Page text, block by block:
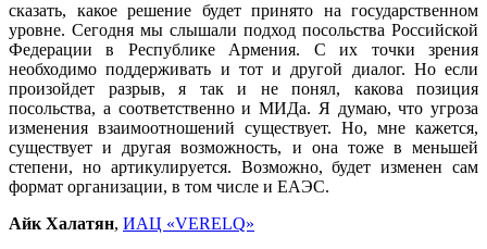
сказать, какое решение будет принято на государственном
уровне. Сегодня мы слышали подход посольства Российской
Федерации в Республике Армения. С их точки зрения
необходимо поддерживать и тот и другой диалог. Но если
произойдет разрыв, я так и не понял, какова позиция
посольства, а соответственно и МИДа. Я думаю, что угроза
изменения взаимоотношений существует. Но, мне кажется,
существует и другая возможность, и она тоже в меньшей
степени, но артикулируется. Возможно, будет изменен сам
формат организации, в том числе и ЕАЭС.
Айк Халатян, ИАЦ «VERELQ»